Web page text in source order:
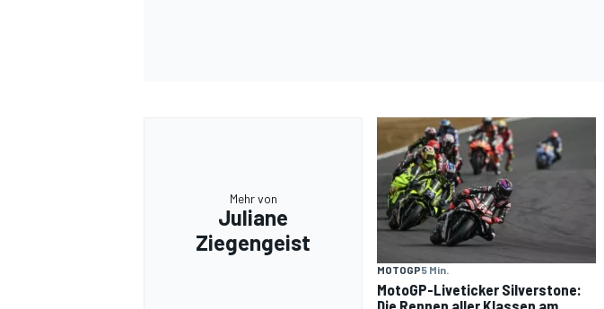
Mehr von
Juliane
Ziegengeist
MOTOGP5 Min.
MotoGP-Liveticker Silverstone: